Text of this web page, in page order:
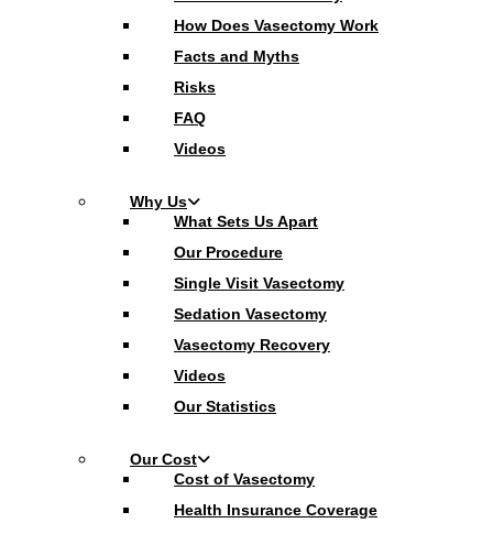
How Does Vasectomy Work
Facts and Myths
Risks
FAQ
Videos
Why Us
What Sets Us Apart
Our Procedure
Single Visit Vasectomy
Sedation Vasectomy
Vasectomy Recovery
Videos
Our Statistics
Our Cost
Cost of Vasectomy
Health Insurance Coverage